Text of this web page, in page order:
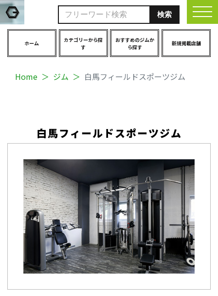
ホーム
カテゴリーから探
す
おすすめのジムか
ら探す
新規掲載店舗
Home ジム 白馬フィールドスポーツジム
白馬フィールドスポーツジム